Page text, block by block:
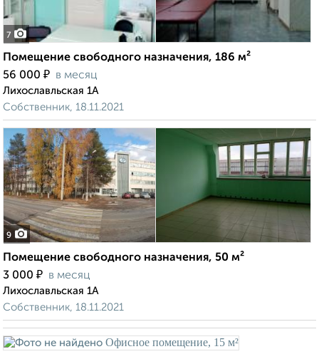
7
Помещение свободного назначения, 186 м²
56 000 ₽ в месяц
Лихославльская 1А
Собственник, 18.11.2021
9
Помещение свободного назначения, 50 м²
3 000 ₽ в месяц
Лихославльская 1А
Собственник, 18.11.2021